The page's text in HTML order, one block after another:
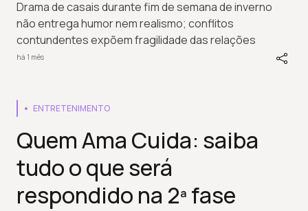
Drama de casais durante fim de semana de inverno
não entrega humor nem realismo; conflitos
contundentes expõem fragilidade das relações
há 1 mês
ENTRETENIMENTO
Quem Ama Cuida: saiba
tudo o que será
respondido na 2ª fase